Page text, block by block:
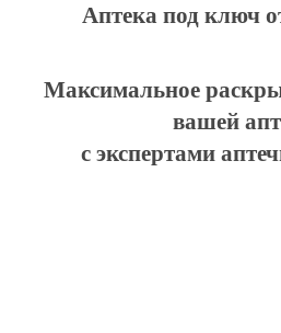
Аптека под ключ
Максимальное
вашей
с экспертами